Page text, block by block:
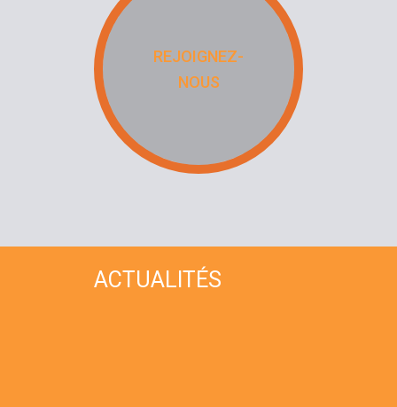
REJOIGNEZ-
NOUS
ACTUALITÉS